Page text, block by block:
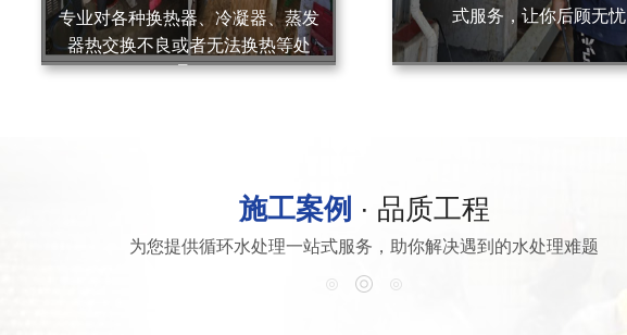
专业对各种换热器、冷凝器、蒸发
器热交换不良或者无法换热等处
理。
式服务，让你后顾无忧
施工案例 · 品质工程
为您提供循环水处理一站式服务，助你解决遇到的水处理难题